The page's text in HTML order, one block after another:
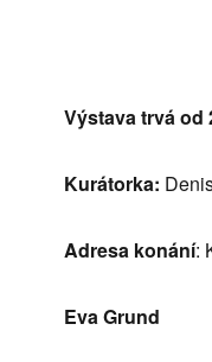
Výstava trvá od
Kurátorka:
Adresa konání:
Eva Grund